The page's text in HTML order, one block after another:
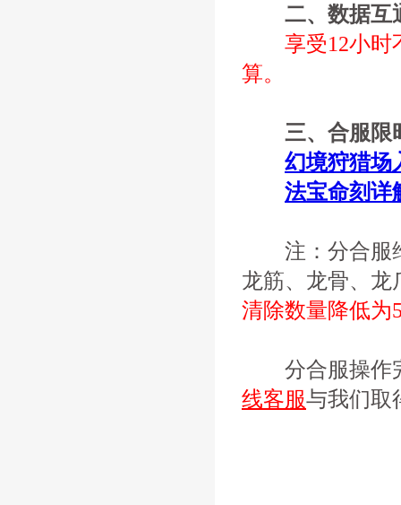
二、数据互
享受12小时
算。
三、合服限
幻境狩猎场
法宝命刻详
注：分合服维
龙筋、龙骨、龙
清除数量降低为
分合服操作完
线客服与我们取